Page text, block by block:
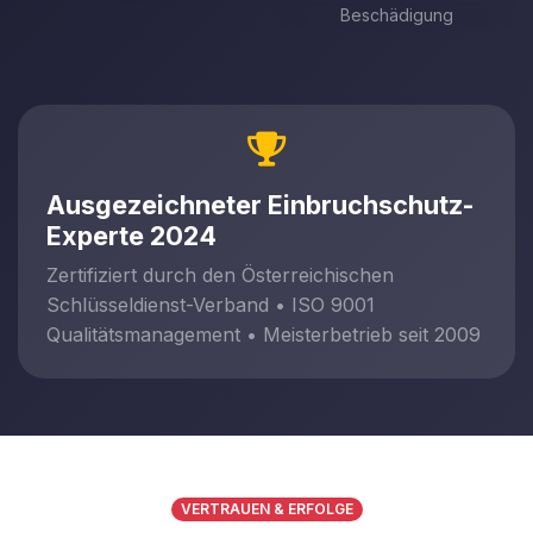
Beschädigung
Ausgezeichneter Einbruchschutz-
Experte 2024
Zertifiziert durch den Österreichischen
Schlüsseldienst-Verband • ISO 9001
Qualitätsmanagement • Meisterbetrieb seit 2009
VERTRAUEN & ERFOLGE